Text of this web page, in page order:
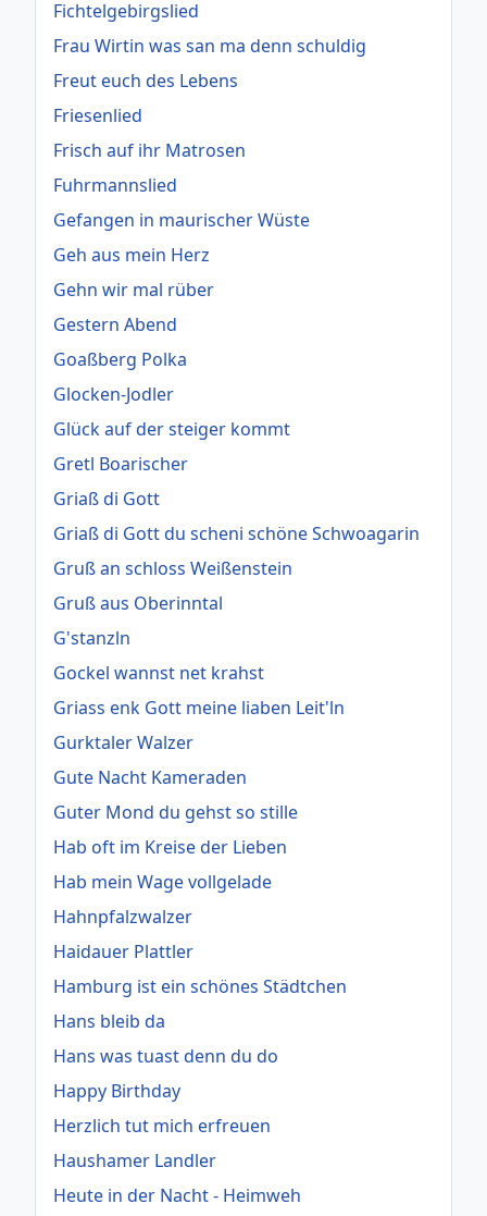
Fichtelgebirgslied
Frau Wirtin was san ma denn schuldig
Freut euch des Lebens
Friesenlied
Frisch auf ihr Matrosen
Fuhrmannslied
Gefangen in maurischer Wüste
Geh aus mein Herz
Gehn wir mal rüber
Gestern Abend
Goaßberg Polka
Glocken-Jodler
Glück auf der steiger kommt
Gretl Boarischer
Griaß di Gott
Griaß di Gott du scheni schöne Schwoagarin
Gruß an schloss Weißenstein
Gruß aus Oberinntal
G'stanzln
Gockel wannst net krahst
Griass enk Gott meine liaben Leit'ln
Gurktaler Walzer
Gute Nacht Kameraden
Guter Mond du gehst so stille
Hab oft im Kreise der Lieben
Hab mein Wage vollgelade
Hahnpfalzwalzer
Haidauer Plattler
Hamburg ist ein schönes Städtchen
Hans bleib da
Hans was tuast denn du do
Happy Birthday
Herzlich tut mich erfreuen
Haushamer Landler
Heute in der Nacht - Heimweh